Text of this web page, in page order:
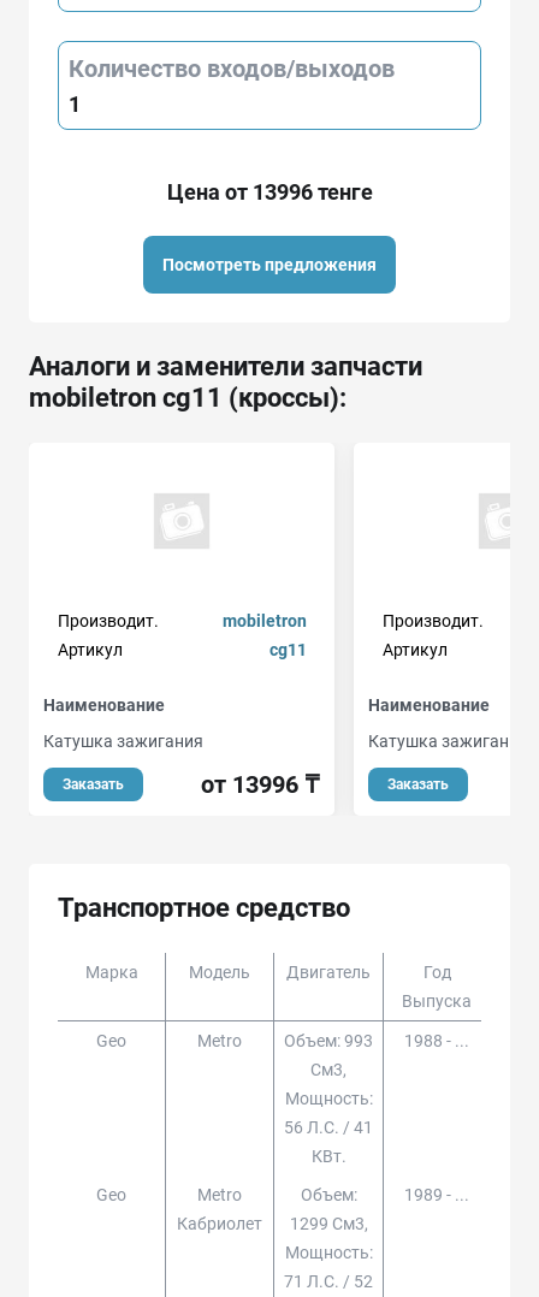
Количество входов/выходов
1
Цена от 13996 тенге
Посмотреть предложения
Аналоги и заменители запчасти
mobiletron cg11 (кроссы):
Производит.
mobiletron
Артикул
cg11
Наименование
Катушка зажигания
Заказать от 13996 ₸
Производит.
Артикул
Наименование
Катушка зажигания
Заказать
Транспортное средство
Марка Модель Двигатель
Год
Выпуска
Geo Metro
Объем: 993
См3,
Мощность:
56 Л.с. / 41
КВт.
1988 - ...
Geo
Metro
Кабриолет
Объем:
1299 См3,
Мощность:
71 Л.с. / 52
1989 - ...